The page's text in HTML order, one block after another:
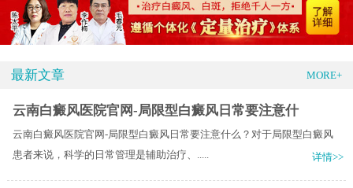
最新文章 MORE+
云南白癜风医院官网-局限型白癜风日常要注意什
云南白癜风医院官网-局限型白癜风日常要注意什么？对于局限型白癜风
患者来说，科学的日常管理是辅助治疗、.....
详情>>